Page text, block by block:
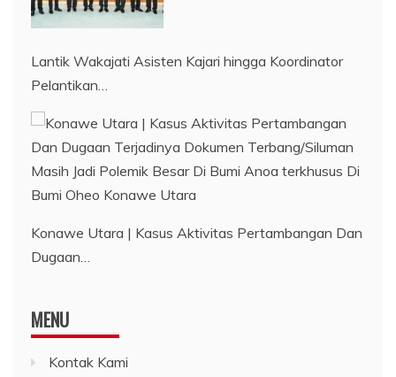
Lantik Wakajati Asisten Kajari hingga Koordinator
Pelantikan…
Konawe Utara | Kasus Aktivitas Pertambangan Dan
Dugaan…
MENU
Kontak Kami